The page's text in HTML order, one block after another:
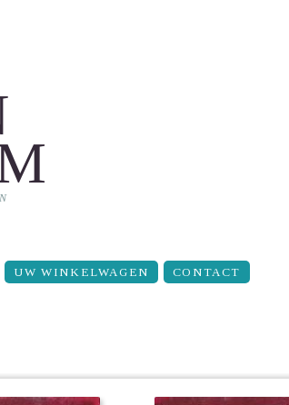
UW WINKELWAGEN CONTACT